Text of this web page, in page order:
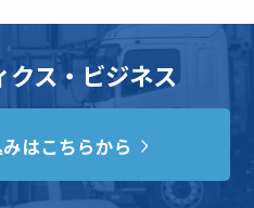
クス・ビジネス
はこちらから